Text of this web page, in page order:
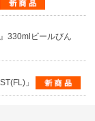
330mlビールびん
」